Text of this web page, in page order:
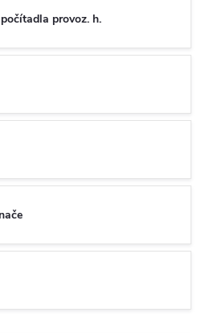
provoz. h.